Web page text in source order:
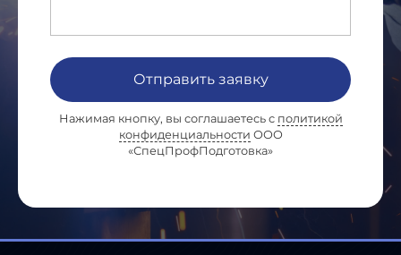
Отправить заявку
Нажимая кнопку, вы соглашаетесь с политикой
конфиденциальности ООО
«СпецПрофПодготовка»